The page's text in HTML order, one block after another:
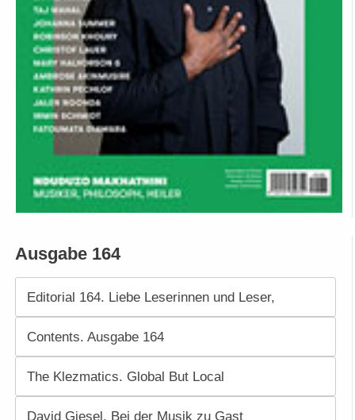
Ausgabe 164
Editorial 164. Liebe Leserinnen und Leser,
Contents. Ausgabe 164
The Klezmatics. Global But Local
David Giesel. Bei der Musik zu Gast